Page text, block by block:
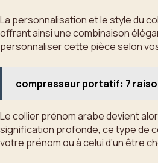
La personnalisation et le style du
offrant ainsi une combinaison
personnaliser cette pièce selon
compresseur portatif: 7
Le collier prénom arabe devient
signification profonde, ce type de
votre prénom ou à celui d’un être